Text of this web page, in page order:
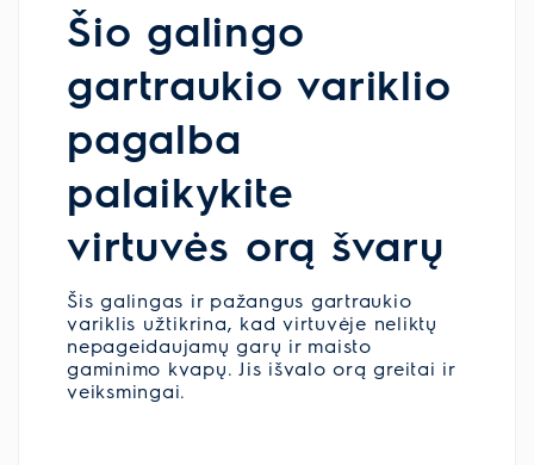
Šio galingo
gartraukio variklio
pagalba
palaikykite
virtuvės orą švarų
Šis galingas ir pažangus gartraukio
variklis užtikrina, kad virtuvėje neliktų
nepageidaujamų garų ir maisto
gaminimo kvapų. Jis išvalo orą greitai ir
veiksmingai.